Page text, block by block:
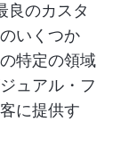
良のカスタ
いくつか
特定の領域
ュアル・フ
に提供す